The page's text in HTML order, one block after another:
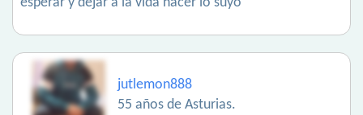
jutlemon888
55 años de Asturias.